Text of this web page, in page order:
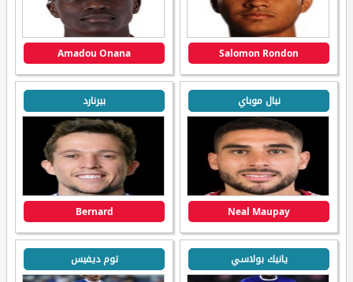
Salomon Rondon
Amadou Onana
نيال موباي
Neal Maupay
بيرنارد
Bernard
يانيك بولاسي توم ديفيس